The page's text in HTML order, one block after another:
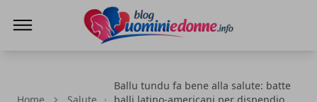
Ballu tundu fa bene alla salute: batte